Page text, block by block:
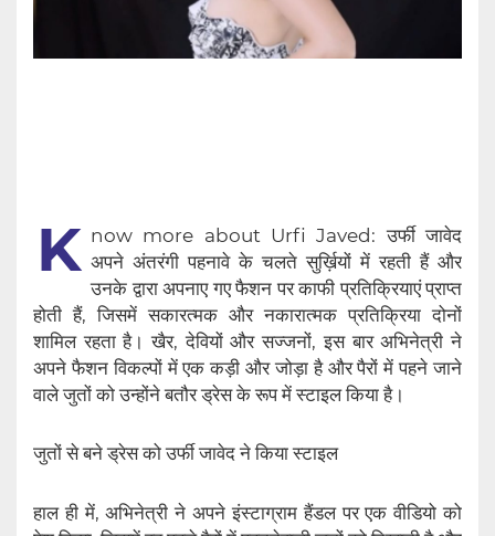
K now more about Urfi Javed: उर्फी जावेद
अपने अंतरंगी पहनावे के चलते सुर्ख़ियों में रहती हैं और
उनके द्वारा अपनाए गए फैशन पर काफी प्रतिक्रियाएं प्राप्त
होती हैं, जिसमें सकारत्मक और नकारात्मक प्रतिक्रिया दोनों
शामिल रहता है। खैर, देवियों और सज्जनों, इस बार अभिनेत्री ने
अपने फैशन विकल्पों में एक कड़ी और जोड़ा है और पैरों में पहने जाने
वाले जुतों को उन्होंने बतौर ड्रेस के रूप में स्टाइल किया है।
जुतों से बने ड्रेस को उर्फी जावेद ने किया स्टाइल
हाल ही में, अभिनेत्री ने अपने इंस्टाग्राम हैंडल पर एक वीडियो को